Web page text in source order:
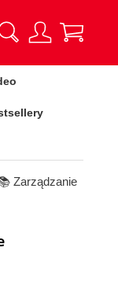
Zarządzanie